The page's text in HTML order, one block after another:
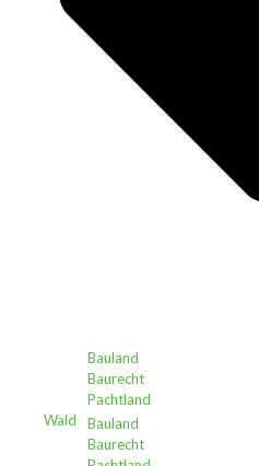
Bauland
Baurecht
Pachtland
Wald
Bauland
Baurecht